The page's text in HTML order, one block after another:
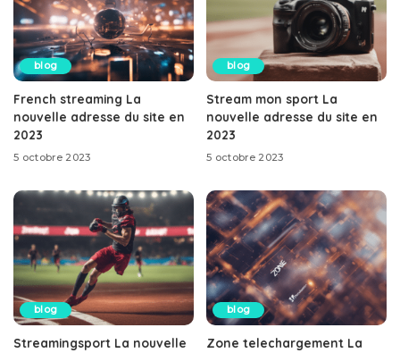
blog
French streaming La
nouvelle adresse du site en
2023
5 octobre 2023
blog
Stream mon sport La
nouvelle adresse du site en
2023
5 octobre 2023
blog
Streamingsport La nouvelle
blog
Zone telechargement La